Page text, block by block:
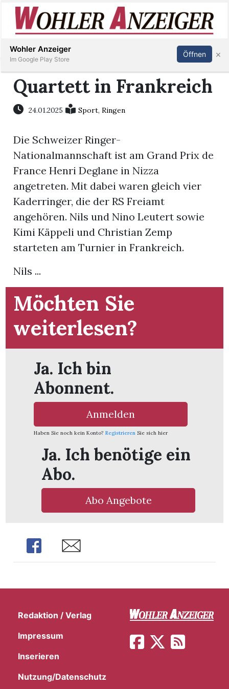
Immobilien
Stellen
E-
Paper
Newsletter
Inserieren Abonnieren Anmelden
Quartett in Frankreich
24.01.2025 Sport,Ringen
Die Schweizer Ringer-
Nationalmannschaft ist am Grand Prix de
France Henri Deglane in Nizza
angetreten. Mit dabei waren gleich vier
Kaderringer, die der RS Freiamt
angehören. Nils und Nino Leutert sowie
Kimi Käppeli und Christian Zemp
starteten am Turnier in Frankreich.
Nils ...
Möchten Sie
weiterlesen?
Ja. Ich bin
Abonnent.
Anmelden
Haben Sie noch kein Konto? Registrieren Sie sich hier
Ja. Ich benötige ein
Abo.
Abo Angebote
Share Share
Redaktion / Verlag
Impressum
Inserieren
Nutzung/Datenschutz
Wohler Anzeiger
Im Google Play Store
Öffnen ×